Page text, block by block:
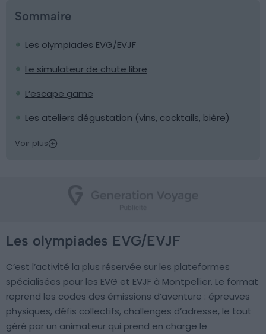
Sommaire
Les olympiades EVG/EVJF
Le simulateur de chute libre
L’escape game
Les ateliers dégustation (vins, cocktails, bière)
Voir plus
Les olympiades EVG/EVJF
C’est l’activité la plus réservée sur les plateformes
spécialisées pour les EVG et EVJF à Montpellier. Le format
reprend les codes des émissions d’aventure : épreuves
physiques, défis collectifs, challenges d’adresse, le tout
géré par un animateur qui prend en charge le